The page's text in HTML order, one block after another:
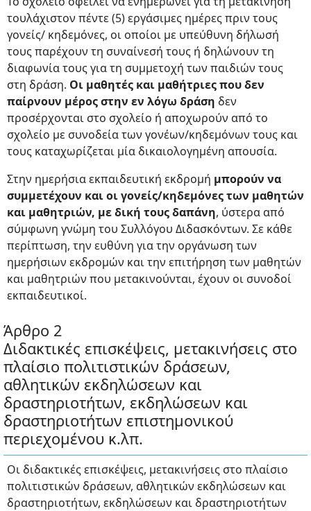
τουλάχιστον πέντε (5) εργάσιμες ημέρες πριν τους
γονείς/ κηδεμόνες, οι οποίοι με υπεύθυνη δήλωσή
τους παρέχουν τη συναίνεσή τους ή δηλώνουν τη
διαφωνία τους για τη συμμετοχή των παιδιών τους
στη δράση. Οι μαθητές και μαθήτριες που δεν
παίρνουν μέρος στην εν λόγω δράση δεν
προσέρχονται στο σχολείο ή αποχωρούν από το
σχολείο με συνοδεία των γονέων/κηδεμόνων τους και
τους καταχωρίζεται μία δικαιολογημένη απουσία.
Στην ημερήσια εκπαιδευτική εκδρομή μπορούν να
συμμετέχουν και οι γονείς/κηδεμόνες των μαθητών
και μαθητριών, με δική τους δαπάνη, ύστερα από
σύμφωνη γνώμη του Συλλόγου Διδασκόντων. Σε κάθε
περίπτωση, την ευθύνη για την οργάνωση των
ημερήσιων εκδρομών και την επιτήρηση των μαθητών
και μαθητριών που μετακινούνται, έχουν οι συνοδοί
εκπαιδευτικοί.
Άρθρο 2
Διδακτικές επισκέψεις, μετακινήσεις στο
πλαίσιο πολιτιστικών δράσεων,
αθλητικών εκδηλώσεων και
δραστηριοτήτων, εκδηλώσεων και
δραστηριοτήτων επιστημονικού
περιεχομένου κ.λπ.
Οι διδακτικές επισκέψεις, μετακινήσεις στο πλαίσιο
πολιτιστικών δράσεων, αθλητικών εκδηλώσεων και
δραστηριοτήτων, εκδηλώσεων και δραστηριοτήτων